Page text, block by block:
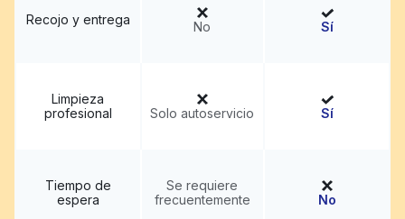
Recojo y entrega No Sí
Limpieza
profesional
Solo autoservicio Sí
Tiempo de
espera
Se requiere
frecuentemente
No